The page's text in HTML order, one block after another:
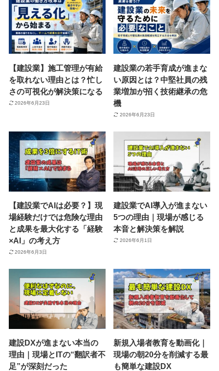
【建設業】施工管理が有給
を取れない理由とは？忙し
さの可視化が解決策になる
2026年6月23日
建設業の若手育成が進まな
い原因とは？中堅社員の残
業増加が招く技術継承の危
機
2026年6月23日
【建設業でAIは必要？】現
場経験だけでは危険な理由
と成果を最大化する「経験
×AI」の考え方
2026年6月3日
建設業でAI導入が進まない
5つの理由｜現場が感じる
本音と解決策を解説
2026年6月1日
建設DXが進まない本当の
理由｜現場とITの“翻訳者不
足”が深刻だった
新規入場者教育を動画化｜
現場の朝20分を削減する最
も簡単な建設DX